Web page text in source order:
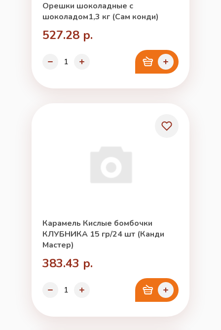
Орешки шоколадные с
шоколадом1,3 кг (Сам конди)
527.28 р.
Карамель Кислые бомбочки
КЛУБНИКА 15 гр/24 шт (Канди
Мастер)
383.43 р.